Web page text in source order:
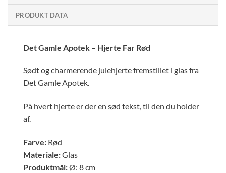
PRODUKT DATA
Det Gamle Apotek – Hjerte Far Rød
Sødt og charmerende julehjerte fremstillet i glas fra
Det Gamle Apotek.
På hvert hjerte er der en sød tekst, til den du holder
af.
Farve: Rød
Materiale:Glas
Produktmål:Ø: 8 cm